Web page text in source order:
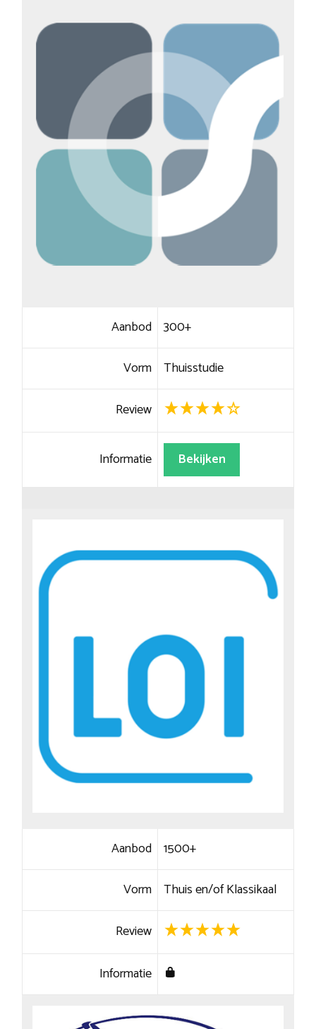
Aanbod 300+
Vorm Thuisstudie
Review
Informatie Bekijken
Aanbod 1500+
Vorm Thuis en/of Klassikaal
Review
Informatie